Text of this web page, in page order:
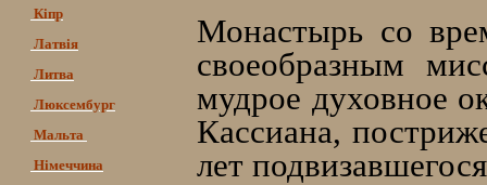
Кіпр
Латвія
Литва
Люксембург
Мальта
Німеччина
Монастырь со
своеобразным
мудрое духовное
Кассиана,
лет